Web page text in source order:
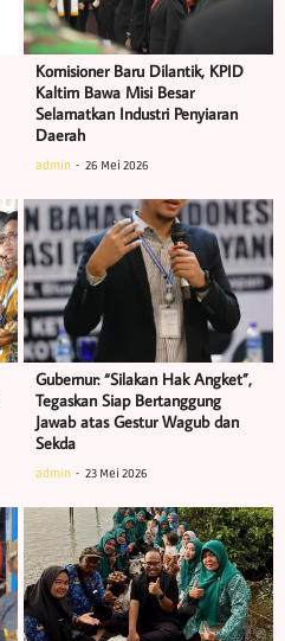
Komisioner Baru Dilantik, KPID
Kaltim Bawa Misi Besar
Selamatkan Industri Penyiaran
Daerah
admin 26 Mei 2026
Gubernur: “Silakan Hak Angket”,
Tegaskan Siap Bertanggung
Jawab atas Gestur Wagub dan
Sekda
admin 23 Mei 2026